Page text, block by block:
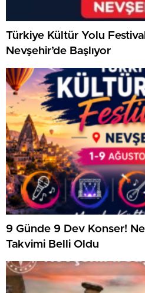
Türkiye Kültür Yolu
Nevşehir’de Başlıyor
9 Günde 9 Dev Konser!
Takvimi Belli Oldu